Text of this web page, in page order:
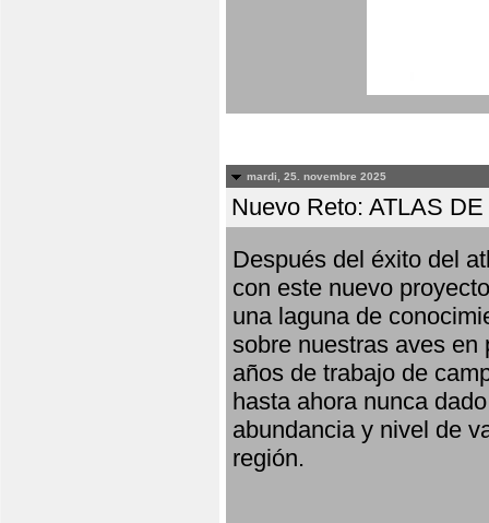
mardi, 25. novembre 2025
Nuevo Reto: ATLAS
Después del éxito del
con este nuevo
una laguna de
sobre nuestras aves en
años de trabajo de
hasta ahora nunca
abundancia y nivel de
región.